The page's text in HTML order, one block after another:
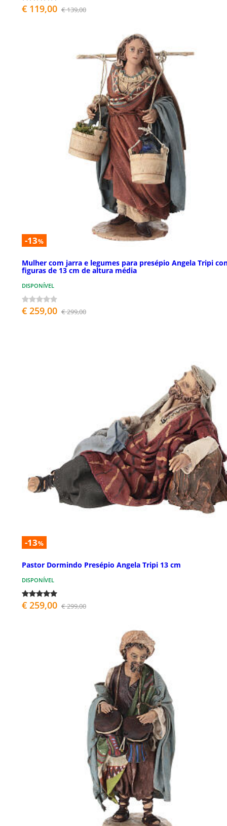
€ 119,00 € 139,00
-13%
Mulher com jarra e legumes para presépio Angela Tripi
figuras de 13 cm de altura média
DISPONÍVEL
€ 259,00 € 299,00
-13%
Pastor Dormindo Presépio Angela Tripi 13 cm
DISPONÍVEL
€ 259,00 € 299,00